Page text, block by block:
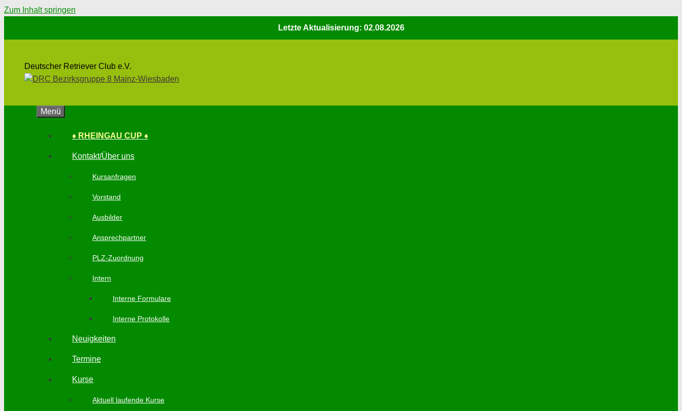
Zum Inhalt springen
Letzte Aktualisierung: 02.08.2026
Deutscher Retriever Club e.V.
Menü
♦ RHEINGAU CUP ♦
Kontakt/Über uns
Kursanfragen
Vorstand
Ausbilder
Ansprechpartner
PLZ-Zuordnung
Intern
Interne Formulare
Interne Protokolle
Neuigkeiten
Termine
Kurse
Aktuell laufende Kurse